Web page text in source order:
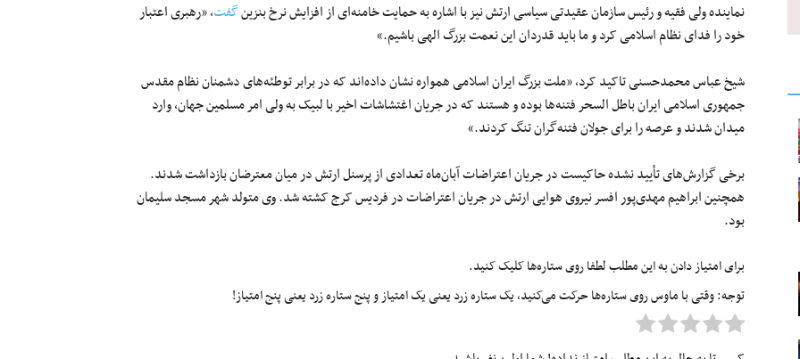
نماینده ولی فقیه و رئیس سازمان عقیدتی سیاسی ارتش نیز با اشاره به حمایت خامنه‌ای از افزایش نرخ بنزینگفت، «رهبری اعتبار
خود را فدای نظام اسلامی کرد و ما باید قدردان این نعمت بزرگ الهی باشیم.»
شیخ عباس محمدحسنی تاکید کرد، «ملت بزرگ ایران اسلامی همواره نشان داده‌اند که در برابر توطئه‌های دشمنان نظام مقدس
جمهوری اسلامی ایران باطل السحر فتنه‌ها بوده و هستند که در جریان اغتشاشات اخیر با لبیک به ولی امر مسلمین جهان، وارد
میدان شدند و عرصه را برای جولان فتنه‌گران تنگ کردند.»
برخی گزارش‌های تأیید نشده حاکیست در جریان اعتراضات آبان‌ماه تعدادی از پرسنل ارتش در میان معترضان بازداشت شدند.
همچنین ابراهیم مهدی‌پور افسر نیروی هوایی ارتش در جریان اعتراضات در فردیس کرج کشته شد. وی متولد شهر مسجد سلیمان
بود.
برای امتیاز دادن به این مطلب لطفا روی ستاره‌ها کلیک کنید.
توجه: وقتی با ماوس روی ستاره‌ها حرکت می‌کنید، یک ستاره زرد یعنی یک امتیاز و پنج ستاره زرد یعنی پنج امتیاز!